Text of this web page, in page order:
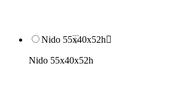
Nido 55x40x52h
Nido 55x40x52h